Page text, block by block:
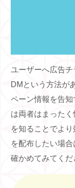
ユーザーへ広告
DM という方法が
ペーン情報を告
は両者はまった
を知ることでよ
を配布したい場
確かめてみてくだ